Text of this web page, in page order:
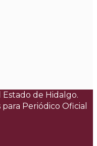
de Hidalgo.
para Periódico Oficial